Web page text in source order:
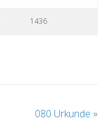
1436
080 Urkunde »